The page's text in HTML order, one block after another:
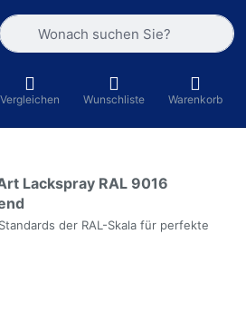
Geben Sie einen Suchbegriff ein.
Vergleichen Wunschliste Warenkorb
Lackspray RAL 9016
der RAL-Skala für perfekte